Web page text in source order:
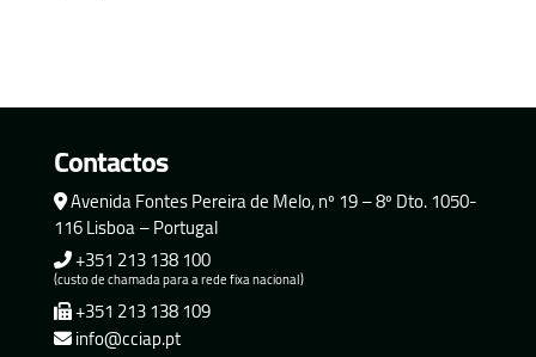
Contactos
Avenida Fontes Pereira de Melo, nº 19 – 8º Dto. 1050-
116 Lisboa – Portugal
+351 213 138 100
(custo de chamada para a rede fixa nacional)
+351 213 138 109
info@cciap.pt